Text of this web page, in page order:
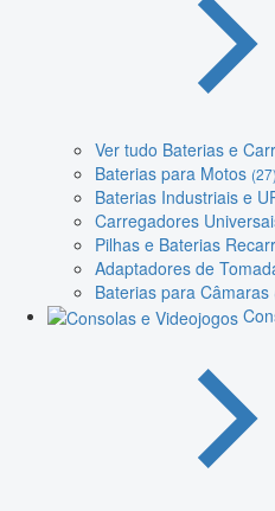
Ver tudo Baterias e
Baterias para Motos (27)
Baterias Industriais e
Carregadores
Pilhas e Baterias
Adaptadores de
Baterias para Câmaras